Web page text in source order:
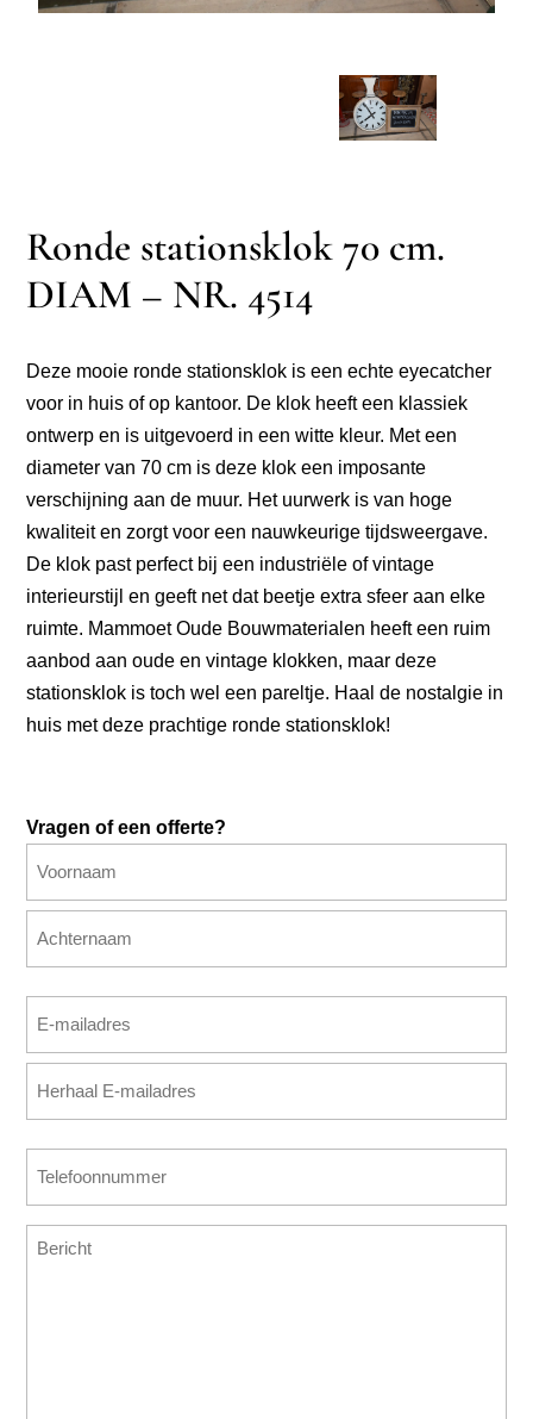
Ronde stationsklok 70 cm.
DIAM – NR. 4514
Deze mooie ronde stationsklok is een echte eyecatcher
voor in huis of op kantoor. De klok heeft een klassiek
ontwerp en is uitgevoerd in een witte kleur. Met een
diameter van 70 cm is deze klok een imposante
verschijning aan de muur. Het uurwerk is van hoge
kwaliteit en zorgt voor een nauwkeurige tijdsweergave.
De klok past perfect bij een industriële of vintage
interieurstijl en geeft net dat beetje extra sfeer aan elke
ruimte. Mammoet Oude Bouwmaterialen heeft een ruim
aanbod aan oude en vintage klokken, maar deze
stationsklok is toch wel een pareltje. Haal de nostalgie in
huis met deze prachtige ronde stationsklok!
Vragen of een offerte?
mailadres
bevestigen
Bericht